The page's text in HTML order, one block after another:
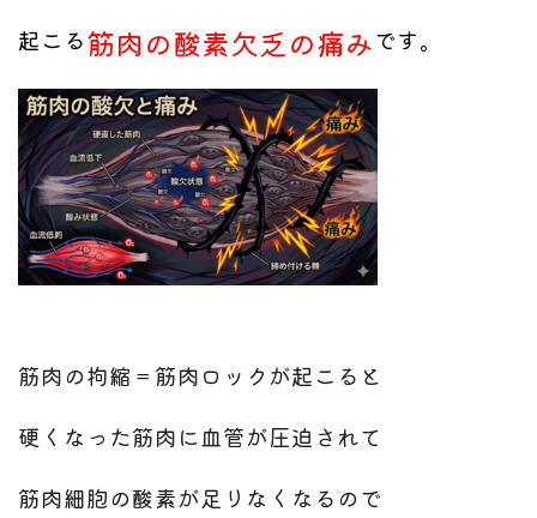
起こる筋肉の酸素欠乏の痛みです。
筋肉の拘縮＝筋肉ロックが起こると
硬くなった筋肉に血管が圧迫されて
筋肉細胞の酸素が足りなくなるので